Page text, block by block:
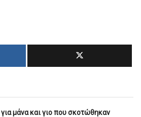
μάνα και γιο που σκοτώθηκαν